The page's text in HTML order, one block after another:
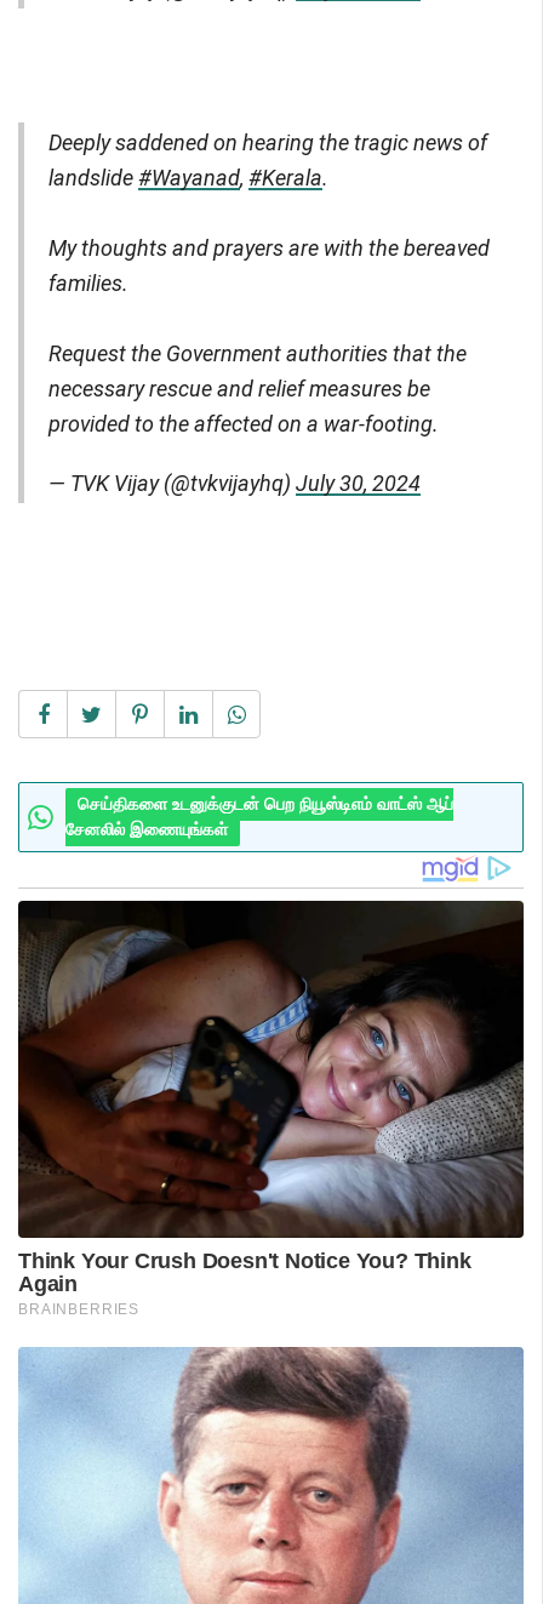
Deeply saddened on hearing the tragic news of
landslide#Wayanad, #Kerala.
My thoughts and prayers are with the bereaved
families.
Request the Government authorities that the
necessary rescue and relief measures be
provided to the affected on a war-footing.
— TVK Vijay (@tvkvijayhq) July 30, 2024
செய்திகளை உடனுக்குடன் பெற நியூஸ்டிஎம் வாட்ஸ் ஆப்
சேனலில் இணையுங்கள்